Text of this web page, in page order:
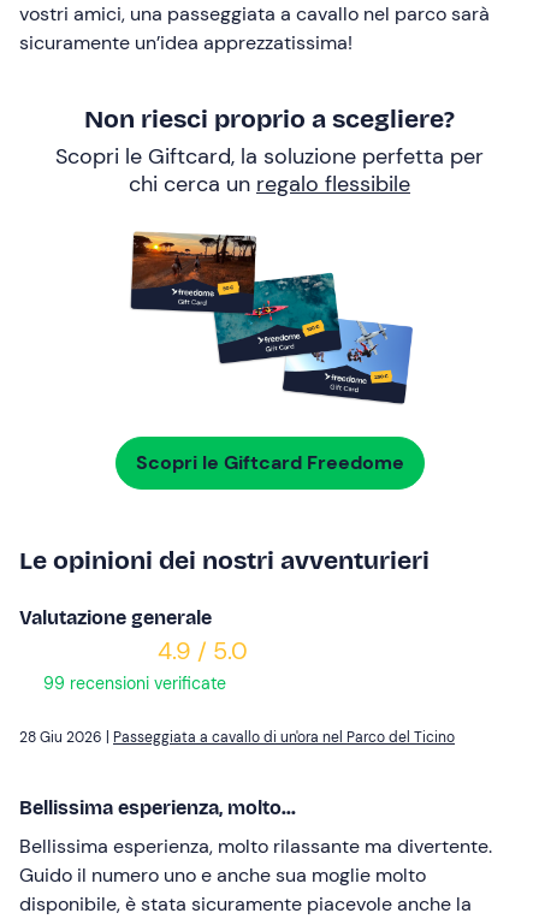
vostri amici, una passeggiata a cavallo nel parco sarà
sicuramente un’idea apprezzatissima!
Non riesci proprio a scegliere?
Scopri le Giftcard, la soluzione perfetta per
chi cerca un regalo flessibile
Scopri le Giftcard Freedome
Le opinioni dei nostri avventurieri
Valutazione generale
4.9 / 5.0
99 recensioni verificate
28 Giu 2026 | Passeggiata a cavallo di un'ora nel Parco del Ticino
Bellissima esperienza, molto...
Bellissima esperienza, molto rilassante ma divertente.
Guido il numero uno e anche sua moglie molto
disponibile, è stata sicuramente piacevole anche la